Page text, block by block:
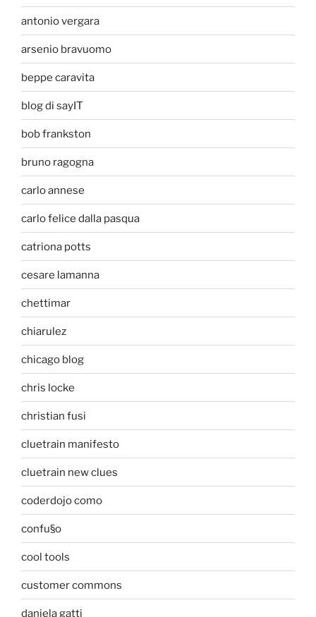
antonio vergara
arsenio bravuomo
beppe caravita
blog di sayIT
bob frankston
bruno ragogna
carlo annese
carlo felice dalla pasqua
catriona potts
cesare lamanna
chettimar
chiarulez
chicago blog
chris locke
christian fusi
cluetrain manifesto
cluetrain new clues
coderdojo como
confu§o
cool tools
customer commons
daniela gatti